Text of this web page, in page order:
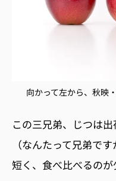
向かって左から、秋映
この三兄弟、じつは
（なんたって兄弟で
短く、食べ比べるのが